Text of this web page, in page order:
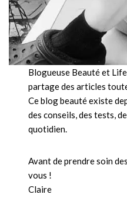
Blogueuse Beauté et
partage des articles
Ce blog beauté existe
des conseils, des tests,
quotidien.
Avant de prendre soin
vous !
Claire